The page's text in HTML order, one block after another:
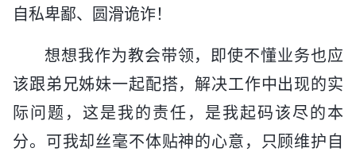
自私卑鄙、圆滑诡诈！
想想我作为教会带领，即使不懂业务也应
该跟弟兄姊妹一起配搭，解决工作中出现的实
际问题，这是我的责任，是我起码该尽的本
分。可我却丝毫不体贴神的心意，只顾维护自